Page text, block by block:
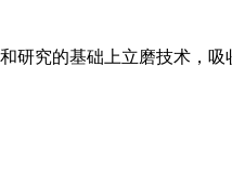
研究的基础上立磨技术，